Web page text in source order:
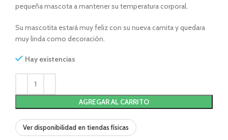
pequeña mascota a mantener su temperatura corporal.
Su mascotita estará muy feliz con su nueva camita y quedara
muy linda como decoración.
Hay existencias
AGREGAR AL CARRITO
Ver disponibilidad en tiendas físicas